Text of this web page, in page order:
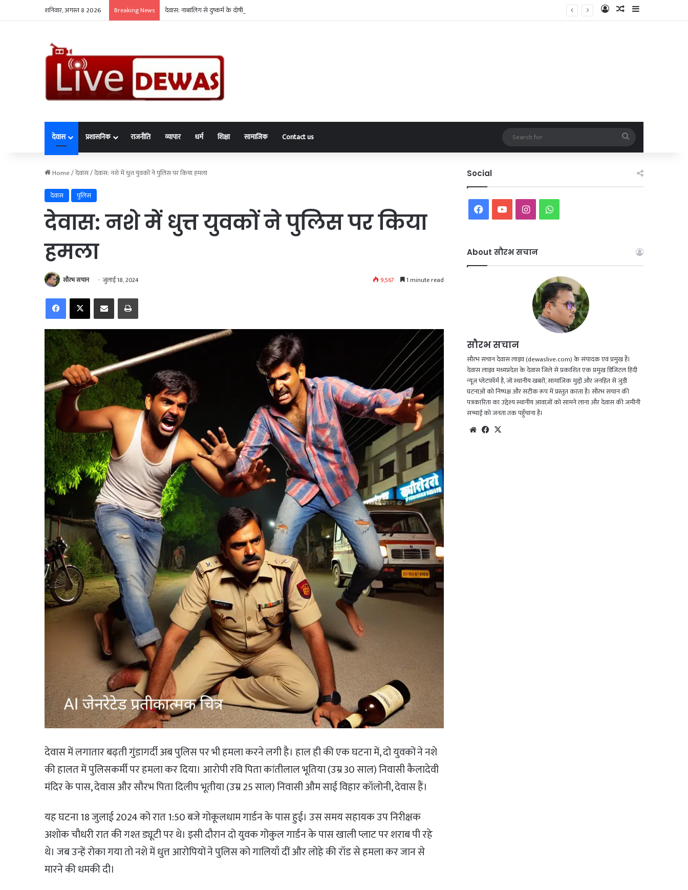
शनिवार, अगस्त 8 2026 Breaking News देवास: नाबालिग से दुष्कर्म के दोषी को शेष प्राकृतिक जीवन तक उम्रकैद Log InRandom Article
Sidebar
देवास प्रशासनिक राजनीति व्यापार धर्म शिक्षा सामाजिक Contact us
Search
for
Home/देवास/देवास: नशे में धुत्त युवकों ने पुलिस पर किया हमला
देवास
पुलिस
देवास: नशे में धुत्त युवकों ने पुलिस पर किया
हमला
सौरभ सचान जुलाई 18, 2024 9,567 1 minute read
FacebookX Share via Email Print
देवास में लगातार बढ़ती गुंडागर्दी अब पुलिस पर भी हमला करने लगी है। हाल ही की एक घटना में, दो युवकों ने नशे
की हालत में पुलिसकर्मी पर हमला कर दिया। आरोपी रवि पिता कांतीलाल भूतिया (उम्र 30 साल) निवासी कैलादेवी
मंदिर के पास, देवास और सौरभ पिता दिलीप भूतीया (उम्र 25 साल) निवासी औम साई विहार कॉलोनी, देवास हैं।
यह घटना 18 जुलाई 2024 को रात 1:50 बजे गोकूलधाम गार्डन के पास हुई। उस समय सहायक उप निरीक्षक
अशोक चौधरी रात की गश्त ड्यूटी पर थे। इसी दौरान दो युवक गोकुल गार्डन के पास खाली प्लाट पर शराब पी रहे
थे। जब उन्हें रोका गया तो नशे में धुत्त आरोपियों ने पुलिस को गालियाँ दीं और लोहे की रॉड से हमला कर जान से
मारने की धमकी दी।
Social
FacebookYouTubeInstagramWhatsApp
About सौरभ सचान
सौरभ सचान
सौरभ सचान देवास लाइव (dewaslive.com) के संपादक एवं प्रमुख हैं।
देवास लाइव मध्यप्रदेश के देवास जिले से प्रकाशित एक प्रमुख डिजिटल हिंदी
न्यूज़ प्लेटफ़ॉर्म है, जो स्थानीय खबरों, सामाजिक मुद्दों और जनहित से जुड़ी
घटनाओं को निष्पक्ष और सटीक रूप में प्रस्तुत करता है। सौरभ सचान की
पत्रकारिता का उद्देश्य स्थानीय आवाज़ों को सामने लाना और देवास की जमीनी
सच्चाई को जनता तक पहुँचाना है।
WebsiteFacebook